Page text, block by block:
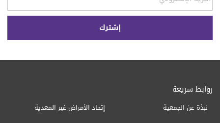
روابط سريعة
نبذة عن الجمعية
إتحاد الأمراض غير المعدية